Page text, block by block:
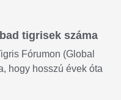
tigrisek száma
Fórumon (Global
hogy hosszú évek óta